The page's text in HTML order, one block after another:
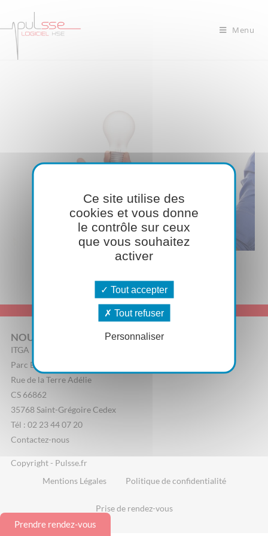
Menu
NOUS CONTACTER
ITGA
Parc Edonia, Bâtiment R
Rue de la Terre Adélie
CS 66862
35768 Saint-Grégoire Cedex
Tél : 02 23 44 07 20
Contactez-nous
Copyright - Pulsse.fr
Mentions Légales
Politique de confidentialité
Prise de rendez-vous
Prendre rendez-vous
Ce site utilise des
cookies et vous donne
le contrôle sur ceux
que vous souhaitez
activer
Tout accepter
Tout refuser
Personnaliser